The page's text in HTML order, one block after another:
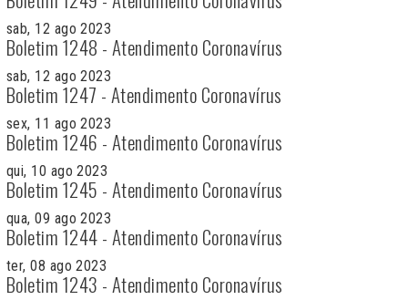
sab, 12 ago 2023
Boletim 1248 - Atendimento Coronavírus
sab, 12 ago 2023
Boletim 1247 - Atendimento Coronavírus
sex, 11 ago 2023
Boletim 1246 - Atendimento Coronavírus
qui, 10 ago 2023
Boletim 1245 - Atendimento Coronavírus
qua, 09 ago 2023
Boletim 1244 - Atendimento Coronavírus
ter, 08 ago 2023
Boletim 1243 - Atendimento Coronavírus